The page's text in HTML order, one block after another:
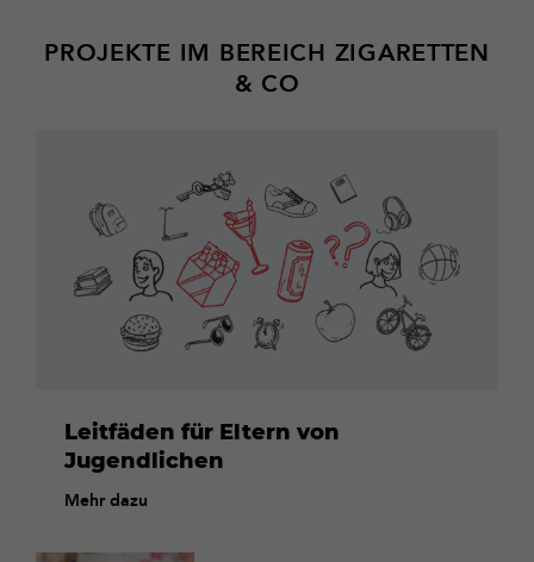
PROJEKTE IM BEREICH ZIGARETTEN
& CO
Leitfäden für Eltern von
Jugendlichen
Mehr dazu